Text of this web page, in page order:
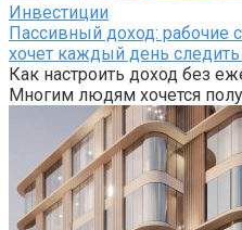
Инвестиции
Пассивный доход: рабочие
хочет каждый день
Как настроить доход без
Многим людям хочется